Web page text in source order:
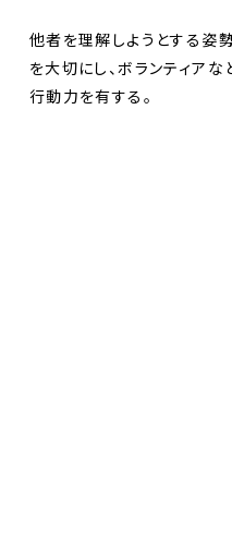
他者を理解しようとする姿
を大切にし、ボランティア
行動力を有する。